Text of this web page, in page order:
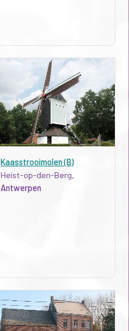
Kaasstrooimolen (B)
Heist-op-den-Berg,
Antwerpen